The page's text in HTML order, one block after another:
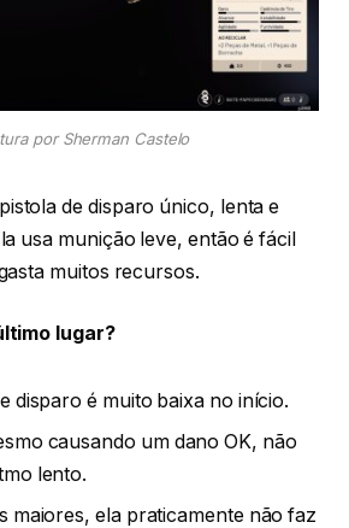
por Sherman Castelo
de disparo único, lenta e
usa munição leve, então é fácil
muitos recursos.
lugar?
disparo é muito baixa no início.
causando um dano OK, não
lento.
maiores, ela praticamente não faz